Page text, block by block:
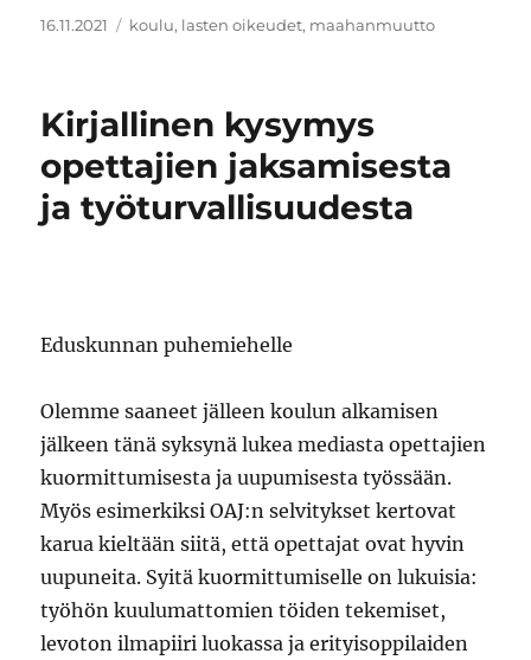
Julkaistu
16.11.2021 Avainsanat
koulu, lasten oikeudet, maahanmuutto
Kirjallinen kysymys
opettajien jaksamisesta
ja työturvallisuudesta
Eduskunnan puhemiehelle
Olemme saaneet jälleen koulun alkamisen
jälkeen tänä syksynä lukea mediasta opettajien
kuormittumisesta ja uupumisesta työssään.
Myös esimerkiksi OAJ:n selvitykset kertovat
karua kieltään siitä, että opettajat ovat hyvin
uupuneita. Syitä kuormittumiselle on lukuisia:
työhön kuulumattomien töiden tekemiset,
levoton ilmapiiri luokassa ja erityisoppilaiden